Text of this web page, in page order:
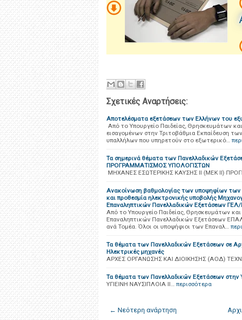
Σχετικές Αναρτήσεις:
Αποτελέσματα εξετάσεων των Ελλήνων του
Από το Υπουργείο Παιδείας, Θρησκευμάτων
εισαγομένων στην Τριτοβάθμια Εκπαίδευση
υπαλλήλων που υπηρετούν στο εξωτερικό…
Τα σημερινά θέματα των Πανελλαδικών
ΠΡΟΓΡΑΜΜΑΤΙΣΜΟΣ ΥΠΟΛΟΓΙΣΤΩΝ
ΜΗΧΑΝΕΣ ΕΣΩΤΕΡΙΚΗΣ ΚΑΥΣΗΣ ΙΙ (ΜΕΚ ΙΙ)
Ανακοίνωση βαθμολογίας των υποψηφίων
και προθεσμία ηλεκτρονικής υποβολής
Επαναληπτικών Πανελλαδικών Εξετάσεων
Από το Υπουργείο Παιδείας, Θρησκευμάτων
Επαναληπτικών Πανελλαδικών Εξετάσεων
ανά Τομέα. Όλοι οι υποψήφιοι των Επαναλ…
Τα θέματα των Πανελλαδικών Εξετάσεων σε
Ηλεκτρικές μηχανές
ΑΡΧΕΣ ΟΡΓΑΝΩΣΗΣ ΚΑΙ ΔΙΟΙΚΗΣΗΣ (ΑΟΔ)
Τα θέματα των Πανελλαδικών Εξετάσεων στην
ΥΓΙΕΙΝΗ ΝΑΥΣΙΠΛΟΙΑ ΙΙ… περισσότερα
← Νεότερη ανάρτηση